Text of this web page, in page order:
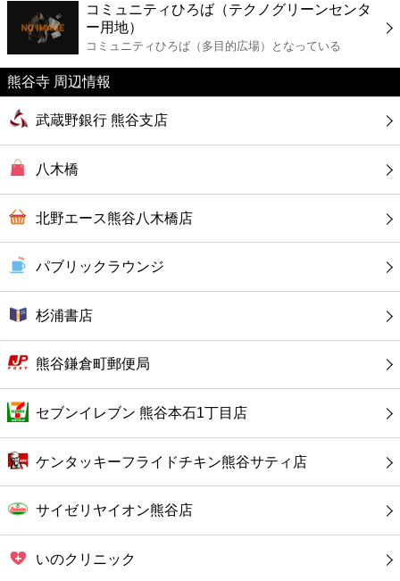
カフェ
ショッピング
銀行
公共
病院
ホテル
コミュニティひろば（テクノグリーンセンタ
ー用地）
コミュニティひろば（多目的広場）となっている
熊谷寺 周辺情報
武蔵野銀行 熊谷支店
八木橋
北野エース熊谷八木橋店
パブリックラウンジ
杉浦書店
熊谷鎌倉町郵便局
セブンイレブン 熊谷本石1丁目店
ケンタッキーフライドチキン熊谷サティ店
サイゼリヤイオン熊谷店
いのクリニック